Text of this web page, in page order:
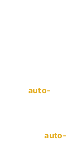
propose
auto-
projet deauto-